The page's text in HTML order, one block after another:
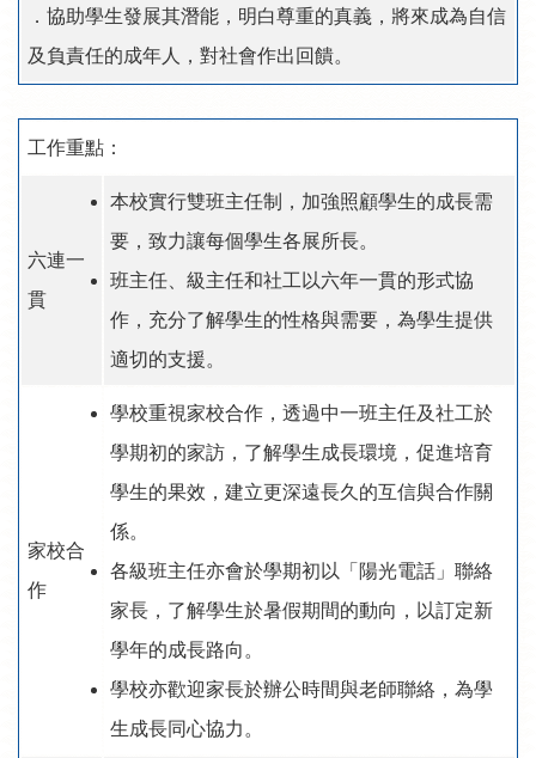
．協助學生發展其潛能，明白尊重的真義，將來成為自信
及負責任的成年人，對社會作出回饋。
工作重點：
六連一
貫
本校實行雙班主任制，加強照顧學生的成長需
要，致力讓每個學生各展所長。
班主任、級主任和社工以六年一貫的形式協
作，充分了解學生的性格與需要，為學生提供
適切的支援。
家校合
作
學校重視家校合作，透過中一班主任及社工於
學期初的家訪，了解學生成長環境，促進培育
學生的果效，建立更深遠長久的互信與合作關
係。
各級班主任亦會於學期初以「陽光電話」聯絡
家長，了解學生於暑假期間的動向，以訂定新
學年的成長路向。
學校亦歡迎家長於辦公時間與老師聯絡，為學
生成長同心協力。